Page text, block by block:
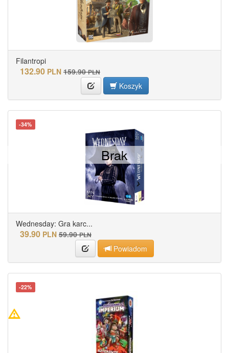
Filantropi
132.90 PLN 159.90 PLN
Koszyk
-34%
Wednesday: Gra karc...
39.90 PLN 59.90 PLN
Powiadom
Brak
-22%